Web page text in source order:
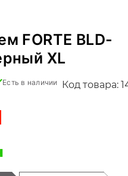
FORTE BLD-
XL
Есть в наличии Код товара: